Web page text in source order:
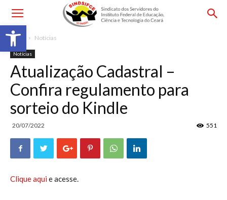
Barra de Ferramentas Aberta
Início Notícias
Notícias
Atualização Cadastral –
Confira regulamento para
sorteio do Kindle
20/07/2022 551
Clique aqui e acesse.